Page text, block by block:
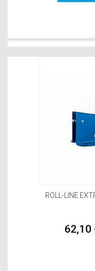
ROLL-LINE
62,10